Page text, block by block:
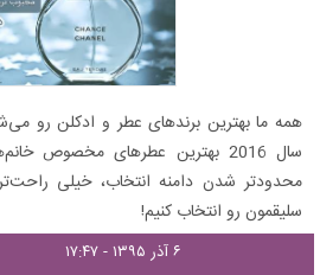
همه ما بهترین برندهای عطر و ادکلن رو
سال 2016 بهترین عطرهای مخصوص
محدودتر شدن دامنه انتخاب، خیلی
سلیقمون رو انتخاب کنیم!
۶ آذر ۱۳۹۵ - ۱۷:۴۷